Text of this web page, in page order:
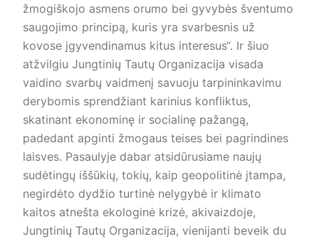
žmogiškojo asmens orumo bei gyvybės šventumo
saugojimo principą, kuris yra svarbesnis už
kovose įgyvendinamus kitus interesus“. Ir šiuo
atžvilgiu Jungtinių Tautų Organizacija visada
vaidino svarbų vaidmenį savuoju tarpininkavimu
derybomis sprendžiant karinius konfliktus,
skatinant ekonominę ir socialinę pažangą,
padedant apginti žmogaus teises bei pagrindines
laisves. Pasaulyje dabar atsidūrusiame naujų
sudėtingų iššūkių, tokių, kaip geopolitinė įtampa,
negirdėto dydžio turtinė nelygybė ir klimato
kaitos atnešta ekologinė krizė, akivaizdoje,
Jungtinių Tautų Organizacija, vienijanti beveik du